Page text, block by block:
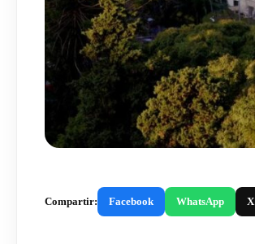
Compartir: Facebook WhatsApp X